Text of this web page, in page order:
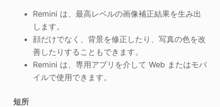
Remini は、最高レベルの画像補正結果を生み出
します。
顔だけでなく、背景を修正したり、写真の色を改
善したりすることもできます。
Remini は、専用アプリを介して Web またはモバ
イルで使用できます。
短所